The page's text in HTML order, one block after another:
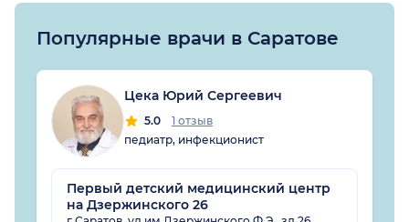
Популярные врачи в Саратове
Цека Юрий Сергеевич
5.0
1 отзыв
педиатр, инфекционист
Первый детский медицинский центр
на Дзержинского 26